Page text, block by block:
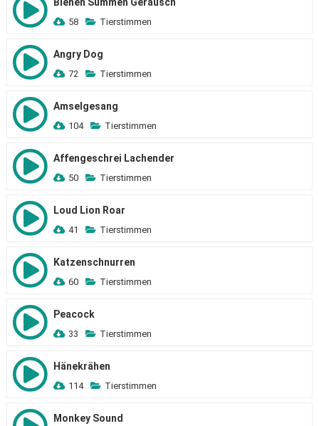
58 Tierstimmen
Angry Dog
72 Tierstimmen
Amselgesang
104 Tierstimmen
Affengeschrei Lachender
50 Tierstimmen
Loud Lion Roar
41 Tierstimmen
Katzenschnurren
60 Tierstimmen
Peacock
33 Tierstimmen
Hänekrähen
114 Tierstimmen
Monkey Sound